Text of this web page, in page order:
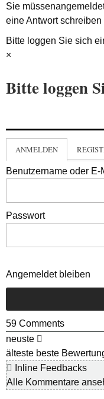
Sie müssen
eine Antwort schreiben
Bitte loggen Sie sich
×
Bitte loggen
ANMELDEN
Benutzername oder
Passwort
Angemeldet bleiben
59 Comments
neuste
älteste beste
Inline Feedbacks
Alle Kommentare